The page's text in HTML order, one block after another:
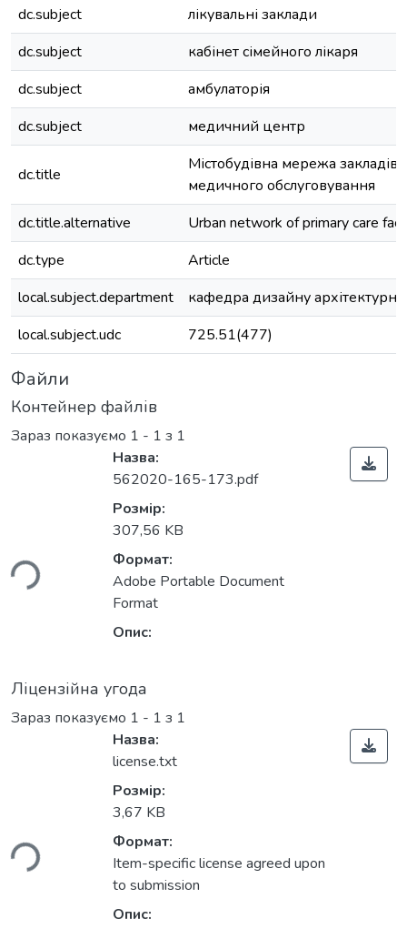
dc.subject
лікувальні заклади
dc.subject
кабінет сімейного лікаря
dc.subject
амбулаторія
dc.subject
медичний центр
dc.title
Містобудівна мережа закладів
медичного обслуговування
dc.title.alternative
Urban network of primary care
dc.type
Article
local.subject.department
кафедра дизайну
local.subject.udc
725.51(477)
Файли
Контейнер файлів
Зараз показуємо 1 - 1 з 1
Назва:
562020-165-173.pdf
Розмір:
307,56 KB
Формат:
Adobe Portable Document
Format
Опис:
Ліцензійна угода
Зараз показуємо 1 - 1 з 1
Назва:
license.txt
Розмір:
3,67 KB
Формат:
Item-specific license agreed upon
to submission
Опис: